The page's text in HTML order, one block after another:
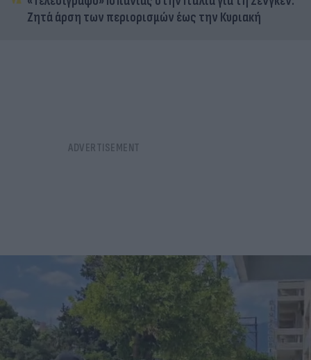
Ζητά άρση των περιορισμών έως την Κυριακή